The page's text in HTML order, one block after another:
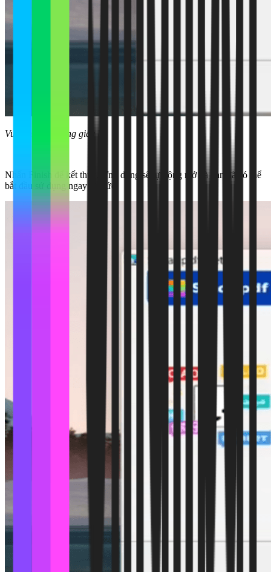
Vui lòng chờ trong giây lát
Nhấn Finish để kết thúc. Ứng dụng sẽ tự động mở và bạn đã có thể
bắt đầu sử dụng ngay lập tức.